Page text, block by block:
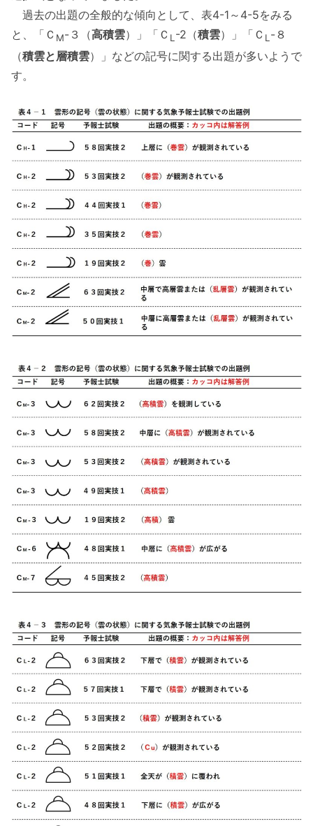
過去の出題の全般的な傾向として、表4-1～4-5をみる
と、「Ｃ M-３（高積雲）」「Ｃ L-2（積雲）」「Ｃ L-８
（積雲と層積雲）」などの記号に関する出題が多いようで
す。